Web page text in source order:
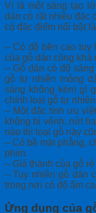
Vì là một sáng tạo
dán có rất nhiều đặc
có đặc điểm nổi bật
– Có độ bền cao tuy
của gỗ dán cũng khá
– Gỗ dán có độ
gỗ tự nhiên mỏng
sáng không kém gì
chính loại gỗ tự
– Một đặc tính ưu
không bị vênh, nứt
nào thì loại gỗ này
– Có bề mặt phẳng,
phim.
– Giá thành của gỗ
– Tuy nhiên gỗ dán
trong nơi có độ ẩm
Ứng dụng của